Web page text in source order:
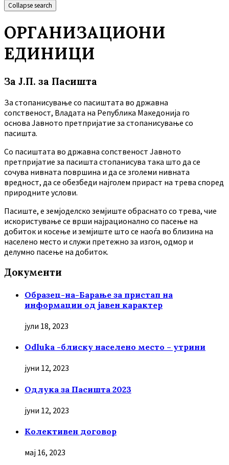
Collapse search
ОРГАНИЗАЦИОНИ
ЕДИНИЦИ
За Ј.П. за Пасишта
За стопанисување со пасиштата во државна
сопственост, Владата на Република Македонија го
основа Јавното претпријатие за стопанисување со
пасишта.
Co пасиштата во државна сопственост Јавното
претпријатие за пасишта стопанисува така што да се
сочува нивната површина и да се зголеми нивната
вредност, да се обезбеди најголем прираст на трева според
природните услови.
Пасиште, е земјоделско земјиште обраснато со трева, чие
искористување се врши најрационално со пасење на
добиток и косење и земјиште што се наоѓа во близина на
населено место и служи претежно за изгон, одмор и
делумно пасење на добиток.
Документи
Образец-на-Барање за пристап на
информации од јавен карактер
јули 18, 2023
Odluka -блиску населено место – утрини
јуни 12, 2023
Oдлука за Пасишта 2023
јуни 12, 2023
Колективен договор
мај 16, 2023